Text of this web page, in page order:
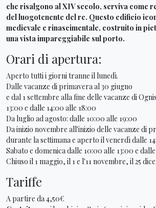
che risalgono al XIV secolo, serviva come
del luogotenente del re. Questo edificio
medievale e rinascimentale, costruito in
una vista impareggiabile sul porto.
Orari di apertura:
Aperto tutti i giorni tranne il lunedì.
Dalle vacanze di primavera al 30 giugno
e dal 1 settembre alla fine delle vacanze di
13:00 e dalle 14:00 alle 18:00
Da luglio ad agosto: dalle 10:00 alle 19:00
Da inizio novembre all'inizio delle vacanze di
durante la settimana e aperto il venerdì dalle
Sabato e domenica dalle 10:00 alle 13:00 e
Chiuso il 1 maggio, il 1 e l'11 novembre, il 25
Tariffe
A partire da 4,50€